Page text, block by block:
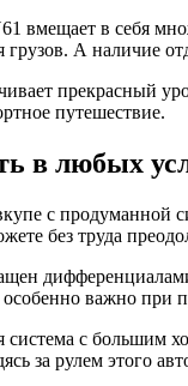
вмещает в себя
грузов. А наличие
прекрасный
путешествие.
в любых
с продуманной
без труда
важно при
с большим
за рулем этого